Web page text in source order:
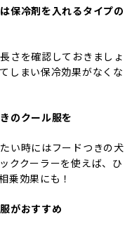
保冷剤を入れるタイプの
さを確認しておきましょ
しまい保冷効果がなくな
のクール服を
い時にはフードつきの犬
ククーラーを使えば、ひ
乗効果にも！
がおすすめ